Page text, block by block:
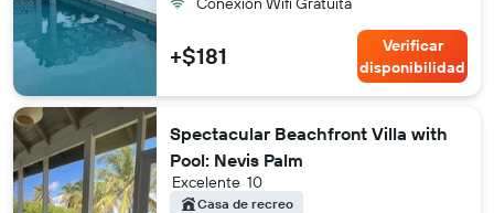
+$181
Verificar
disponibilidad
Spectacular Beachfront Villa with
Pool: Nevis Palm
10
Excelente
Casa de recreo